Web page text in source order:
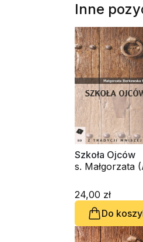
Inne
Szkoła Ojców
s. Małgorzata
24,00 zł
Do